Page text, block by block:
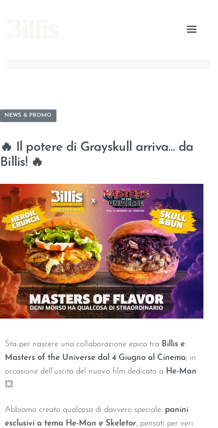
NEWS & PROMO
🔥 Il potere di Grayskull arriva… da
Billis! 🔥
Sta per nascere una collaborazione epica tra Billis e
Masters of the Universe dal 4 Giugno al Cinema, in
occasione dell’uscita del nuovo film dedicato a He-Man
💥
Abbiamo creato qualcosa di davvero speciale: panini
esclusivi a tema He-Man e Skeletor, pensati per veri